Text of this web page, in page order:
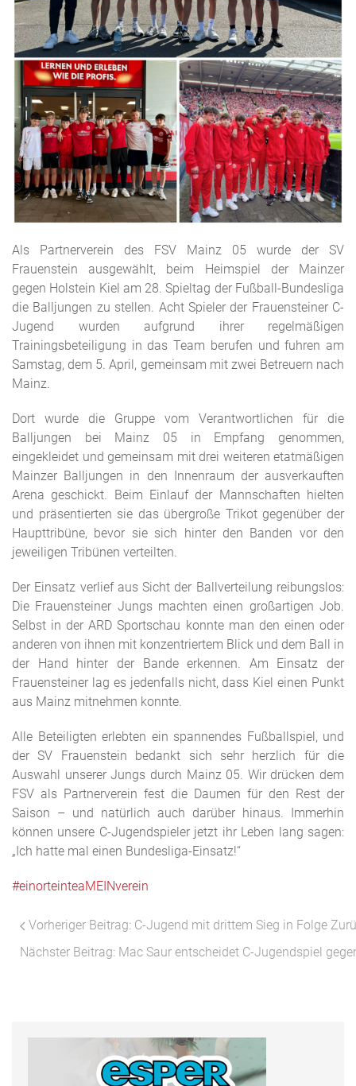
Als Partnerverein des FSV Mainz 05 wurde der SV
Frauenstein ausgewählt, beim Heimspiel der Mainzer
gegen Holstein Kiel am 28. Spieltag der Fußball-Bundesliga
die Balljungen zu stellen. Acht Spieler der Frauensteiner C-
Jugend wurden aufgrund ihrer regelmäßigen
Trainingsbeteiligung in das Team berufen und fuhren am
Samstag, dem 5. April, gemeinsam mit zwei Betreuern nach
Mainz.
Dort wurde die Gruppe vom Verantwortlichen für die
Balljungen bei Mainz 05 in Empfang genommen,
eingekleidet und gemeinsam mit drei weiteren etatmäßigen
Mainzer Balljungen in den Innenraum der ausverkauften
Arena geschickt. Beim Einlauf der Mannschaften hielten
und präsentierten sie das übergroße Trikot gegenüber der
Haupttribüne, bevor sie sich hinter den Banden vor den
jeweiligen Tribünen verteilten.
Der Einsatz verlief aus Sicht der Ballverteilung reibungslos:
Die Frauensteiner Jungs machten einen großartigen Job.
Selbst in der ARD Sportschau konnte man den einen oder
anderen von ihnen mit konzentriertem Blick und dem Ball in
der Hand hinter der Bande erkennen. Am Einsatz der
Frauensteiner lag es jedenfalls nicht, dass Kiel einen Punkt
aus Mainz mitnehmen konnte.
Alle Beteiligten erlebten ein spannendes Fußballspiel, und
der SV Frauenstein bedankt sich sehr herzlich für die
Auswahl unserer Jungs durch Mainz 05. Wir drücken dem
FSV als Partnerverein fest die Daumen für den Rest der
Saison – und natürlich auch darüber hinaus. Immerhin
können unsere C-Jugendspieler jetzt ihr Leben lang sagen:
„Ich hatte mal einen Bundesliga-Einsatz!“
#einorteinteaMEINverein
Vorheriger Beitrag: C-Jugend mit drittem Sieg in Folge
Nächster Beitrag: Mac Saur entscheidet C-Jugendspiel